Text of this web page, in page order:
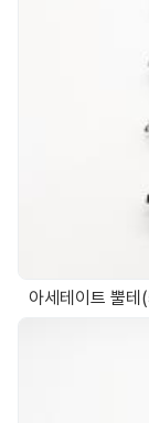
아세테이트 뿔